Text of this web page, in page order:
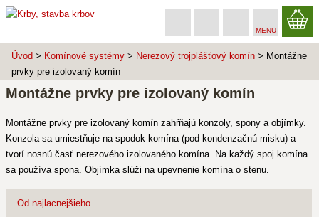
MENU
Úvod > Komínové systémy > Nerezový trojplášťový komín > Montážne
prvky pre izolovaný komín
Montážne prvky pre izolovaný komín
Montážne prvky pre izolovaný komín zahŕňajú konzoly, spony a objímky.
Konzola sa umiestňuje na spodok komína (pod kondenzačnú misku) a
tvorí nosnú časť nerezového izolovaného komína. Na každý spoj komína
sa používa spona. Objímka slúži na upevnenie komína o stenu.
Od najlacnejšieho